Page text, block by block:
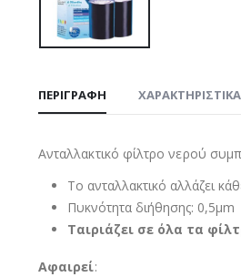
ΠΕΡΙΓΡΑΦΉ ΧΑΡΑΚΤΗΡΙΣΤΙΚΑ
Ανταλλακτικό φίλτρο νερού
Το ανταλλακτικό αλλάζει
Πυκνότητα διήθησης: 0,5μm
Ταιριάζει σε όλα τα
Αφαιρεί: